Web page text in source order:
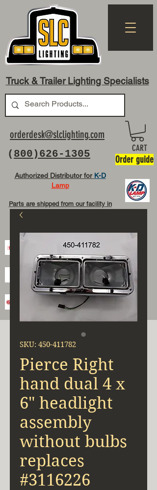
Truck & Trailer Lighting Specialists
( 800)626-1305
orderdesk@slclighting.com
Authorized Distributor for K-D
Lamp
Parts are shipped from our facility in
CART
Order guide
SKU: 450-411782
Pierce Right
hand dual 4 x
6" headlight
assembly
without bulbs
replaces
#3116226